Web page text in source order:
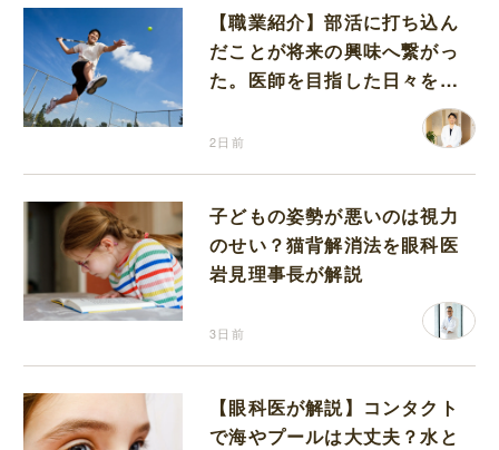
【職業紹介】部活に打ち込ん
だことが将来の興味へ繋がっ
た。医師を目指した日々を振
2日前
子どもの姿勢が悪いのは視力
のせい？猫背解消法を眼科医
岩見理事長が解説
3日前
【眼科医が解説】コンタクト
で海やプールは大丈夫？水と